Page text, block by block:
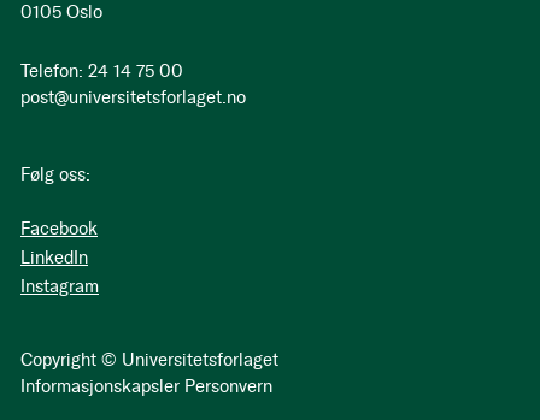
0105 Oslo
Telefon: 24 14 75 00
post@universitetsforlaget.no
Følg oss:
Facebook
LinkedIn
Instagram
Copyright © Universitetsforlaget
Informasjonskapsler Personvern